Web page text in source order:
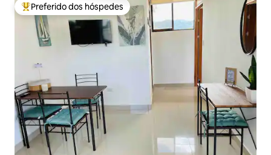
Entre os melhores preferidos dos hóspedes
Preferido dos hóspedes